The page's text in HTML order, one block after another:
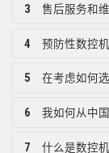
3 售后服务和
4 预防性数控
5 在考虑如何选
6 我如何从中
7 什么是数控